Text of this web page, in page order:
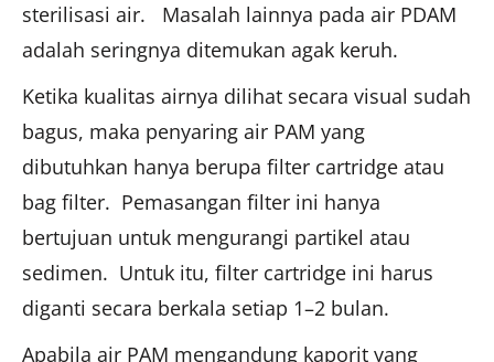
sterilisasi air. Masalah lainnya pada air PDAM
adalah seringnya ditemukan agak keruh.
Ketika kualitas airnya dilihat secara visual sudah
bagus, maka penyaring air PAM yang
dibutuhkan hanya berupa filter cartridge atau
bag filter. Pemasangan filter ini hanya
bertujuan untuk mengurangi partikel atau
sedimen. Untuk itu, filter cartridge ini harus
diganti secara berkala setiap 1–2 bulan.
Apabila air PAM mengandung kaporit yang